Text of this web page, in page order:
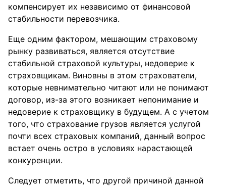
компенсирует их независимо от финансовой
стабильности перевозчика.
Еще одним фактором, мешающим страховому
рынку развиваться, является отсутствие
стабильной страховой культуры, недоверие к
страховщикам. Виновны в этом страхователи,
которые невнимательно читают или не понимают
договор, из-за этого возникает непонимание и
недоверие к страховщику в будущем. А с учетом
того, что страхование грузов является услугой
почти всех страховых компаний, данный вопрос
встает очень остро в условиях нарастающей
конкуренции.
Следует отметить, что другой причиной данной